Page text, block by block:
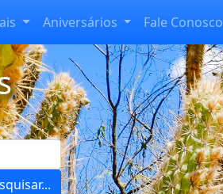
Aniversários Fale Conosco